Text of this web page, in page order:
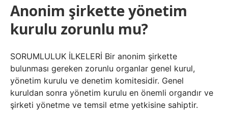
Anonim şirkette yönetim
kurulu zorunlu mu?
SORUMLULUK İLKELERİ Bir anonim şirkette
bulunması gereken zorunlu organlar genel kurul,
yönetim kurulu ve denetim komitesidir. Genel
kuruldan sonra yönetim kurulu en önemli organdır ve
şirketi yönetme ve temsil etme yetkisine sahiptir.